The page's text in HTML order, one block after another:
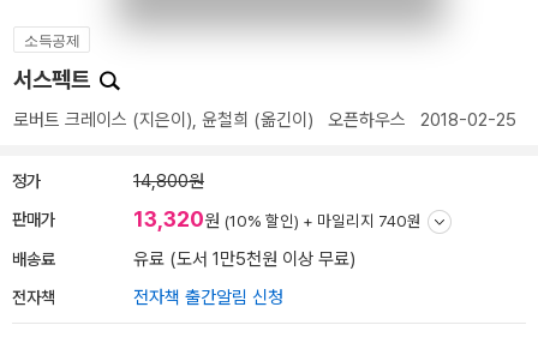
소득공제
서스펙트
로버트 크레이스 (지은이), 윤철희 (옮긴이) 오픈하우스 2018-02-25
정가 14,800원
판매가 13,320원 (10% 할인) + 마일리지 740원
배송료 유료 (도서 1만5천원 이상 무료)
전자책 전자책 출간알림 신청